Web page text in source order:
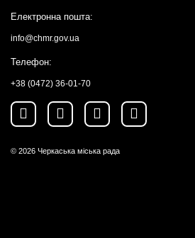
Електронна пошта:
info@chmr.gov.ua
Телефон:
+38 (0472) 36-01-70
© 2026 Черкаська міська рада